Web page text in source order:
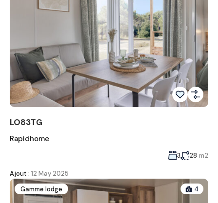
LO83TG
Rapidhome
3 28 m2
Ajout : 12 May 2025
Gamme lodge
4